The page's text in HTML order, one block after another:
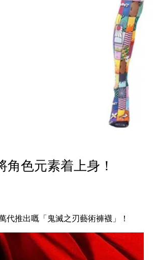
角色元素着上身！
代推出嘅「鬼滅之刃藝術褲襪」！